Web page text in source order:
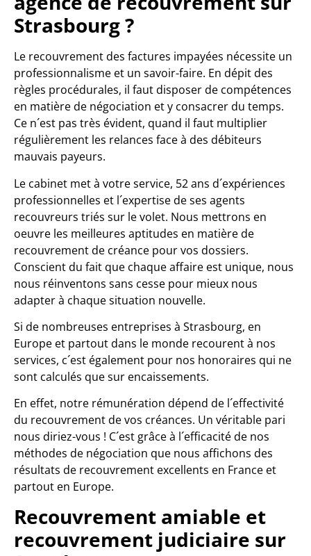
Strasbourg ?
Le recouvrement des factures impayées nécessite un
professionnalisme et un savoir-faire. En dépit des
règles procédurales, il faut disposer de compétences
en matière de négociation et y consacrer du temps.
Ce n´est pas très évident, quand il faut multiplier
régulièrement les relances face à des débiteurs
mauvais payeurs.
Le cabinet met à votre service, 52 ans d´expériences
professionnelles et l´expertise de ses agents
recouvreurs triés sur le volet. Nous mettrons en
oeuvre les meilleures aptitudes en matière de
recouvrement de créance pour vos dossiers.
Conscient du fait que chaque affaire est unique, nous
nous réinventons sans cesse pour mieux nous
adapter à chaque situation nouvelle.
Si de nombreuses entreprises à Strasbourg, en
Europe et partout dans le monde recourent à nos
services, c´est également pour nos honoraires qui ne
sont calculés que sur encaissements.
En effet, notre rémunération dépend de l´effectivité
du recouvrement de vos créances. Un véritable pari
nous diriez-vous ! C´est grâce à l´efficacité de nos
méthodes de négociation que nous affichons des
résultats de recouvrement excellents en France et
partout en Europe.
Recouvrement amiable et
recouvrement judiciaire sur